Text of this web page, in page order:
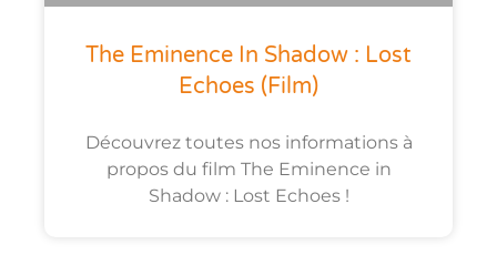
The Eminence In Shadow : Lost
Echoes (film)
Découvrez toutes nos informations à
propos du film The Eminence in
Shadow : Lost Echoes !